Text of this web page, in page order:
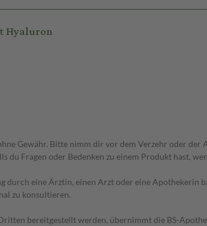
Hyaluron
Gewähr. Bitte nimm dir vor dem Verzehr oder
du Fragen oder Bedenken zu einem Produkt hast,
eine Ärztin, einen Arzt oder eine Apothekerin
zu konsultieren.
bereitgestellt werden, übernimmt die BS-